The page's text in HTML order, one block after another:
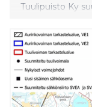
Tuulipuisto Ky
Hankkeeseen
tarkastellaan